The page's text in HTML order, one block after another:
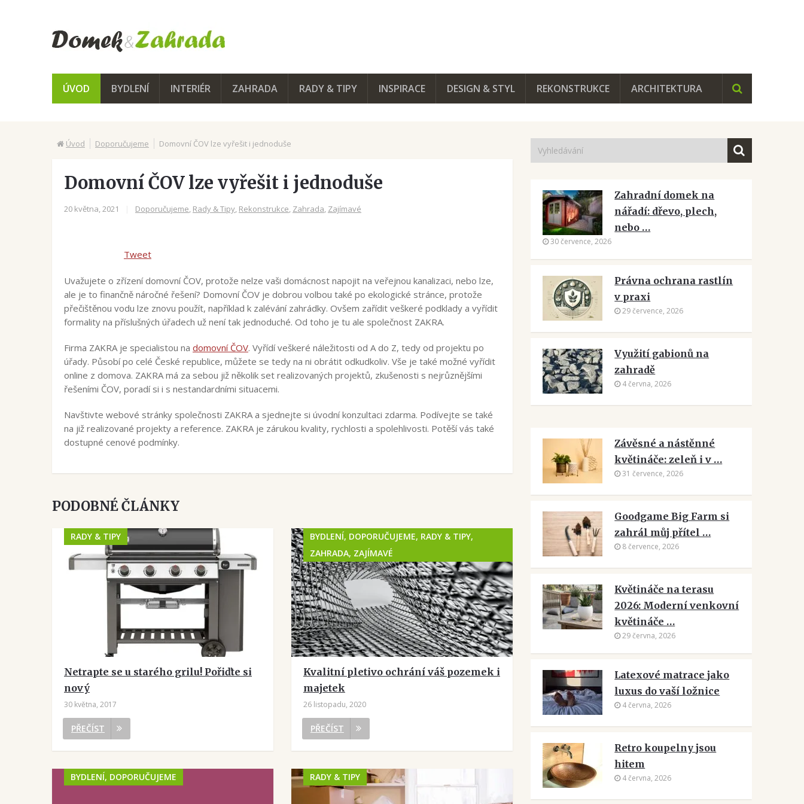
ÚVOD BYDLENÍ INTERIÉR ZAHRADA RADY & TIPY INSPIRACE DESIGN & STYL REKONSTRUKCE ARCHITEKTURA
Úvod Doporučujeme Domovní ČOV lze vyřešit i jednoduše
Domovní ČOV lze vyřešit i jednoduše
20 května, 2021 Doporučujeme, Rady & Tipy, Rekonstrukce, Zahrada, Zajímavé
Tweet
Uvažujete o zřízení domovní ČOV, protože nelze vaši domácnost napojit na veřejnou kanalizaci, nebo lze,
ale je to finančně náročné řešení? Domovní ČOV je dobrou volbou také po ekologické stránce, protože
přečištěnou vodu lze znovu použít, například k zalévání zahrádky. Ovšem zařídit veškeré podklady a vyřídit
formality na příslušných úřadech už není tak jednoduché. Od toho je tu ale společnost ZAKRA.
Firma ZAKRA je specialistou na domovní ČOV. Vyřídí veškeré náležitosti od A do Z, tedy od projektu po
úřady. Působí po celé České republice, můžete se tedy na ni obrátit odkudkoliv. Vše je také možné vyřídit
online z domova. ZAKRA má za sebou již několik set realizovaných projektů, zkušenosti s nejrůznějšími
řešeními ČOV, poradí si i s nestandardními situacemi.
Navštivte webové stránky společnosti ZAKRA a sjednejte si úvodní konzultaci zdarma. Podívejte se také
na již realizované projekty a reference. ZAKRA je zárukou kvality, rychlosti a spolehlivosti. Potěší vás také
dostupné cenové podmínky.
PODOBNÉ ČLÁNKY
RADY & TIPY
Netrapte se u starého grilu! Pořiďte si
nový
30 května, 2017
PŘEČÍST
BYDLENÍ, DOPORUČUJEME, RADY & TIPY,
ZAHRADA, ZAJÍMAVÉ
Kvalitní pletivo ochrání váš pozemek i
majetek
26 listopadu, 2020
PŘEČÍST
BYDLENÍ, DOPORUČUJEME RADY & TIPY
Zahradní domek na
nářadí: dřevo, plech,
nebo …
30 července, 2026
Právna ochrana rastlín
v praxi
29 července, 2026
Využití gabionů na
zahradě
4 června, 2026
Závěsné a nástěnné
květináče: zeleň i v …
31 července, 2026
Goodgame Big Farm si
zahrál můj přítel …
8 července, 2026
Květináče na terasu
2026: Moderní venkovní
květináče …
29 června, 2026
Latexové matrace jako
luxus do vaší ložnice
4 června, 2026
Retro koupelny jsou
hitem
4 června, 2026